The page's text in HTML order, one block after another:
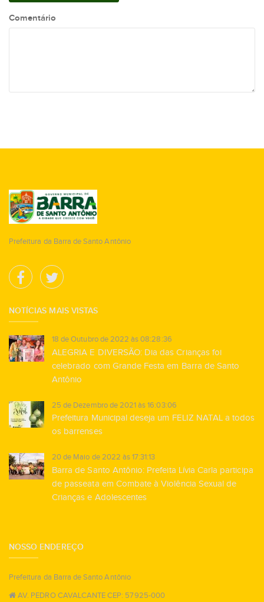
Comentário
Prefeitura da Barra de Santo Antônio
NOTÍCIAS MAIS VISTAS
18 de Outubro de 2022 às 08:28:36
ALEGRIA E DIVERSÃO: Dia das Crianças foi
celebrado com Grande Festa em Barra de Santo
Antônio
25 de Dezembro de 2021 às 16:03:06
Prefeitura Municipal deseja um FELIZ NATAL a todos
os barrenses
20 de Maio de 2022 às 17:31:13
Barra de Santo Antônio: Prefeita Lívia Carla participa
de passeata em Combate à Violência Sexual de
Crianças e Adolescentes
NOSSO ENDEREÇO
Prefeitura da Barra de Santo Antônio
AV. PEDRO CAVALCANTE CEP: 57925-000